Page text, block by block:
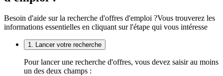
Besoin d'aide sur la recherche d'offres d'emploi ?Vous trouverez les
informations essentielles en cliquant sur l'étape qui vous intéresse
1. Lancer votre recherche
Pour lancer une recherche d'offres, vous devez saisir au moins
un des deux champs :